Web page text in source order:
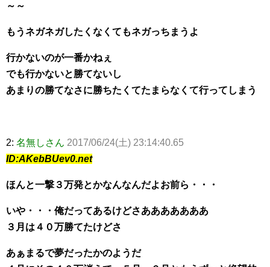
～～
もうネガネガしたくなくてもネガっちまうよ
行かないのが一番かねぇ
でも行かないと勝てないし
あまりの勝てなさに勝ちたくてたまらなくて行ってしまう
2: 名無しさん 2017/06/24(土) 23:14:40.65
ID:AKebBUev0.net
ほんと一撃３万発とかなんなんだよお前ら・・・
いや・・・俺だってあるけどさあああああああ
３月は４０万勝てたけどさ
あぁまるで夢だったかのようだ